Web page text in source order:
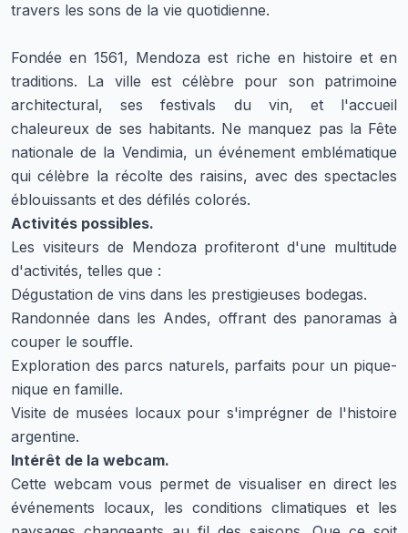
travers les sons de la vie quotidienne.
Fondée en 1561, Mendoza est riche en histoire et en
traditions. La ville est célèbre pour son patrimoine
architectural, ses festivals du vin, et l'accueil
chaleureux de ses habitants. Ne manquez pas la Fête
nationale de la Vendimia, un événement emblématique
qui célèbre la récolte des raisins, avec des spectacles
éblouissants et des défilés colorés.
Activités possibles.
Les visiteurs de Mendoza profiteront d'une multitude
d'activités, telles que :
Dégustation de vins dans les prestigieuses bodegas.
Randonnée dans les Andes, offrant des panoramas à
couper le souffle.
Exploration des parcs naturels, parfaits pour un pique-
nique en famille.
Visite de musées locaux pour s'imprégner de l'histoire
argentine.
Intérêt de la webcam.
Cette webcam vous permet de visualiser en direct les
événements locaux, les conditions climatiques et les